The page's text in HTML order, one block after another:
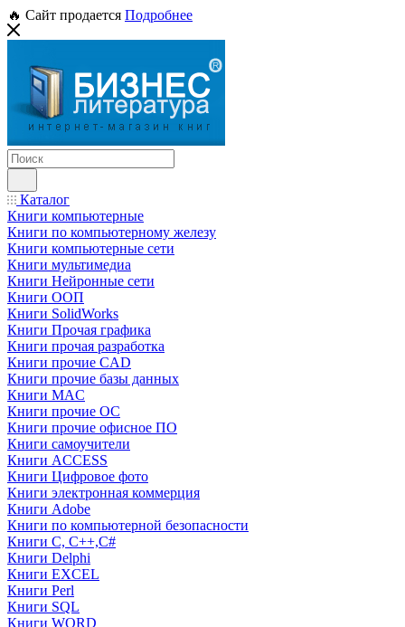
🔥 Сайт продается Подробнее
Каталог
Книги компьютерные
Книги по компьютерному железу
Книги компьютерные сети
Книги мультимедиа
Книги Нейронные сети
Книги ООП
Книги SolidWorks
Книги Прочая графика
Книги прочая разработка
Книги прочие CAD
Книги прочие базы данных
Книги MAC
Книги прочие ОС
Книги прочие офисное ПО
Книги самоучители
Книги ACCESS
Книги Цифровое фото
Книги электронная коммерция
Книги Adobe
Книги по компьютерной безопасности
Книги C, C++,С#
Книги Delphi
Книги EXCEL
Книги Perl
Книги SQL
Книги WORD